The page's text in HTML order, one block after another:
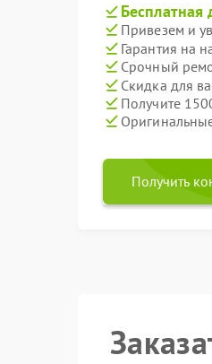
Бесплатная
Привезем и
Гарантия на
Срочный
Скидка для
Получите
Получить